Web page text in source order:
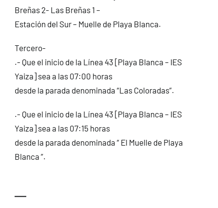
Breñas 2- Las Breñas 1 –
Estación del Sur – Muelle de Playa Blanca.
Tercero-
.- Que el inicio de la Línea 43 [Playa Blanca – IES
Yaiza] sea a las 07:00 horas
desde la parada denominada “Las Coloradas”.
.- Que el inicio de la Línea 43 [Playa Blanca – IES
Yaiza] sea a las 07:15 horas
desde la parada denominada “ El Muelle de Playa
Blanca ”.
—